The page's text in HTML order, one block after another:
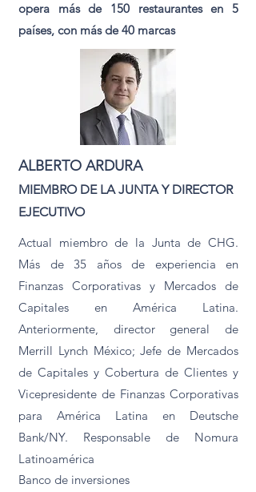
opera más de 150 restaurantes en 5
países, con más de 40 marcas
ALBERTO ARDURA
MIEMBRO DE LA JUNTA Y DIRECTOR
EJECUTIVO
Actual miembro de la Junta de CHG.
Más de 35 años de experiencia en
Finanzas Corporativas y Mercados de
Capitales en América Latina.
Anteriormente, director general de
Merrill Lynch México; Jefe de Mercados
de Capitales y Cobertura de Clientes y
Vicepresidente de Finanzas Corporativas
para América Latina en Deutsche
Bank/NY. Responsable de Nomura
Latinoamérica
Banco de inversiones